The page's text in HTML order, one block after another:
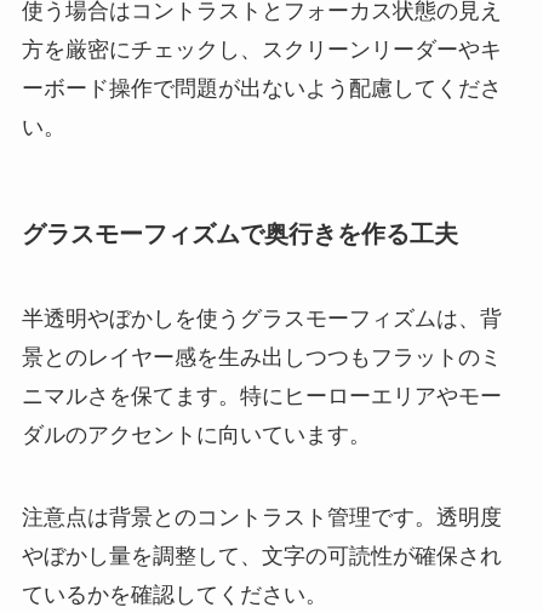
使う場合はコントラストとフォーカス状態の見え
方を厳密にチェックし、スクリーンリーダーやキ
ーボード操作で問題が出ないよう配慮してくださ
い。
グラスモーフィズムで奥行きを作る工夫
半透明やぼかしを使うグラスモーフィズムは、背
景とのレイヤー感を生み出しつつもフラットのミ
ニマルさを保てます。特にヒーローエリアやモー
ダルのアクセントに向いています。
注意点は背景とのコントラスト管理です。透明度
やぼかし量を調整して、文字の可読性が確保され
ているかを確認してください。